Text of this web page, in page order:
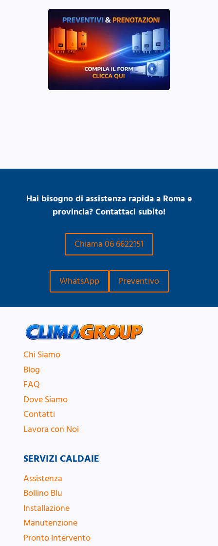
Hai bisogno di assistenza rapida a Roma e
provincia? Contattaci subito!
Chiama 06 6622151
WhatsApp Preventivo
Chi Siamo
Blog
FAQ
Dove Siamo
Contatti
Lavora con Noi
SERVIZI CALDAIE
Assistenza
Bollino Blu
Installazione
Manutenzione
Pronto Intervento